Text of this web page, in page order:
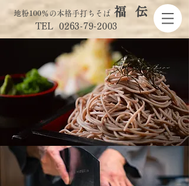
地粉100％の本格手打ちそば 福 伝
TEL 0263-79-2003